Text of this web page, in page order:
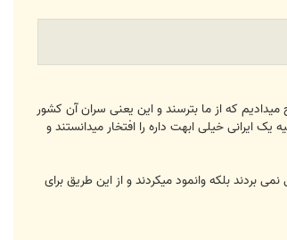
که از ما بترسند و این یعنی سران آن کشور
ایرانی خیلی ابهت داره را افتخار میدانستند و
بلکه وانمود میکردند و از این طریق برای